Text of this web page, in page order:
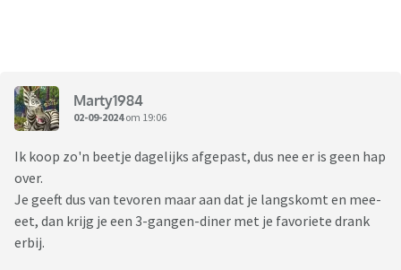
Marty1984
02-09-2024om 19:06
Ik koop zo'n beetje dagelijks afgepast, dus nee er is geen hap
over.
Je geeft dus van tevoren maar aan dat je langskomt en mee-
eet, dan krijg je een 3-gangen-diner met je favoriete drank
erbij.